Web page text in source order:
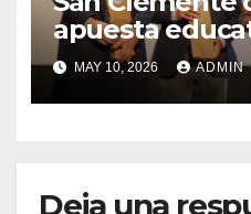
apuesta
lanzamiento del
MAY 10, 2026 ADMIN
Deja una